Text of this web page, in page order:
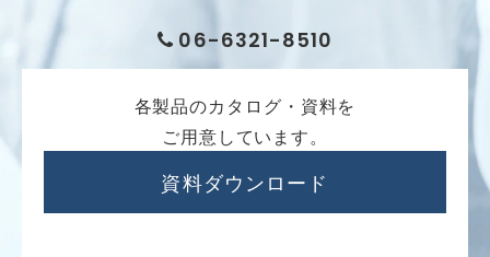
06-6321-8510
各製品のカタログ・資料を
ご用意しています。
資料ダウンロード